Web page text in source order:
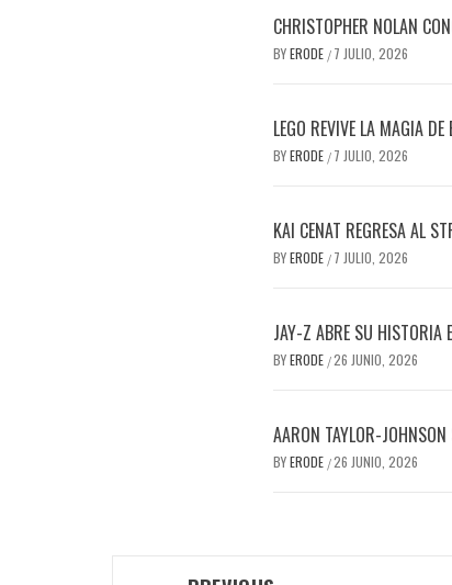
CHRISTOPHER NOLAN
BYERODE / 7 JULIO, 2026
LEGO REVIVE LA MAGIA
BYERODE / 7 JULIO, 2026
KAI CENAT REGRESA AL
BYERODE / 7 JULIO, 2026
JAY-Z ABRE SU HISTORIA
BYERODE /26 JUNIO, 2026
AARON TAYLOR-
BYERODE /26 JUNIO, 2026